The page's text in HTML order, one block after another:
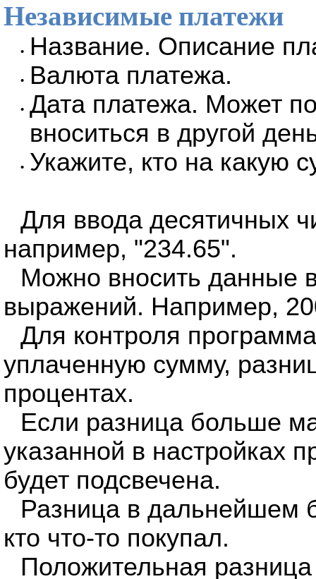
Независимые платежи
• Название. Описание
• Валюта платежа.
• Дата платежа. Может
вноситься в другой
• Укажите, кто на какую
Для ввода десятичных
например, "234.65".
Можно вносить данные
выражений. Например,
Для контроля
уплаченную сумму,
процентах.
Если разница больше
указанной в настройках
будет подсвечена.
Разница в дальнейшем
кто что-то покупал.
Положительная